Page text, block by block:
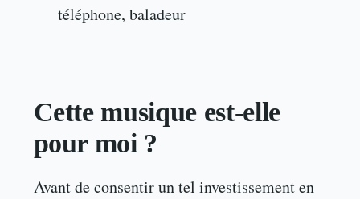
téléphone, baladeur
Cette musique est-elle
pour moi ?
Avant de consentir un tel investissement en